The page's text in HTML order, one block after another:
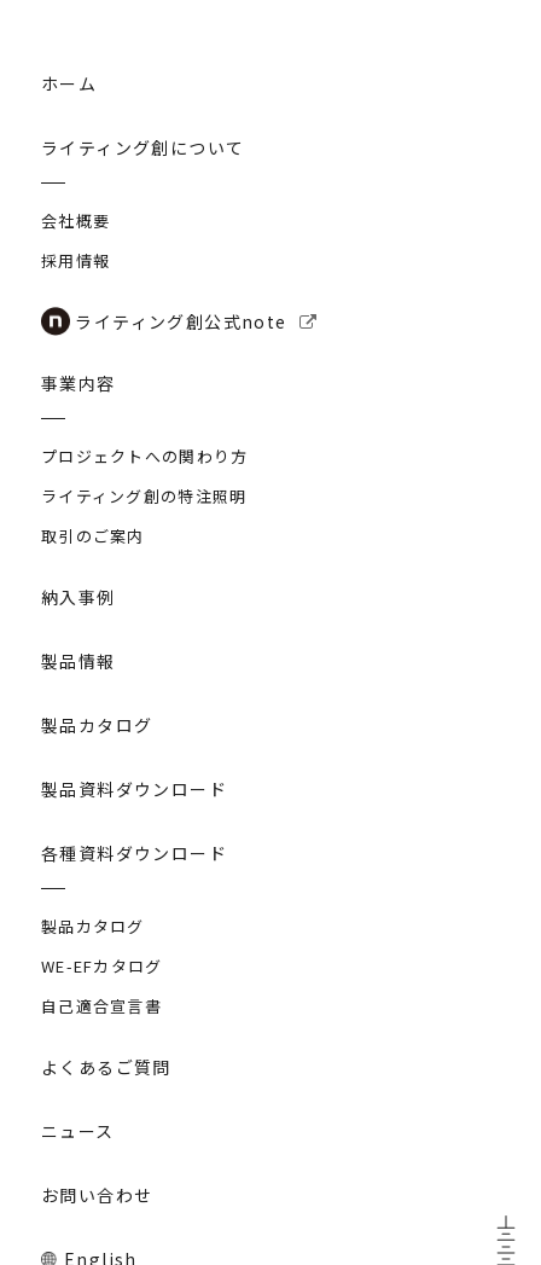
ホーム
ライティング創について
会社概要
採用情報
ライティング創公式note
事業内容
プロジェクトへの関わり方
ライティング創の特注照明
取引のご案内
納入事例
製品情報
製品カタログ
製品資料ダウンロード
各種資料ダウンロード
製品カタログ
WE-EFカタログ
自己適合宣言書
よくあるご質問
ニュース
お問い合わせ
English